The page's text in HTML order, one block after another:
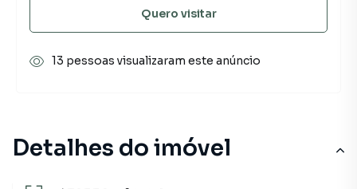
Detalhes do imóvel
Quero visitar
13 pessoas visualizaram este anúncio